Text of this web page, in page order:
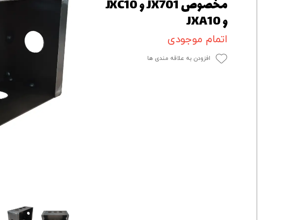
فرم معرفی
پنل ثبت
مخصوص JX701 و JXC10
و JXA10
اتمام موجودی
افزودن به علاقه مندی ها